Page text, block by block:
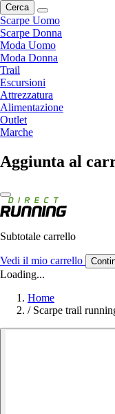
Cerca
Scarpe Uomo
Scarpe Donna
Moda Uomo
Moda Donna
Trail
Escursioni
Attrezzatura
Alimentazione
Outlet
Marche
Aggiunta al
Subtotale carrello
Vedi il mio carrello
Loading...
Home
/ Scarpe trail